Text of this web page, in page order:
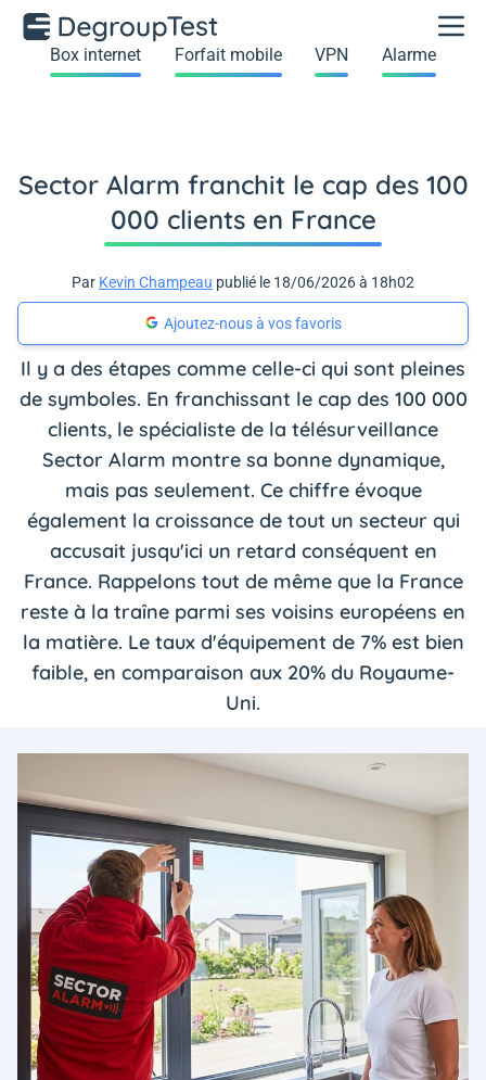
Box internet Forfait mobile VPN Alarme
Sector Alarm franchit le cap des 100
000 clients en France
Par Kevin Champeau publié le 18/06/2026 à 18h02
Ajoutez-nous à vos favoris
Il y a des étapes comme celle-ci qui sont pleines
de symboles. En franchissant le cap des 100 000
clients, le spécialiste de la télésurveillance
Sector Alarm montre sa bonne dynamique,
mais pas seulement. Ce chiffre évoque
également la croissance de tout un secteur qui
accusait jusqu'ici un retard conséquent en
France. Rappelons tout de même que la France
reste à la traîne parmi ses voisins européens en
la matière. Le taux d'équipement de 7% est bien
faible, en comparaison aux 20% du Royaume-
Uni.